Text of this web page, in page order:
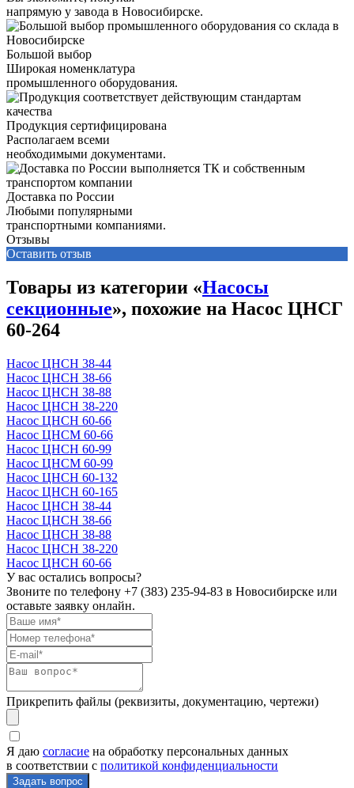
напрямую у завода в Новосибирске.
Большой выбор
Широкая номенклатура
промышленного оборудования.
Продукция сертифицирована
Располагаем всеми
необходимыми документами.
Доставка по России
Любыми популярными
транспортными компаниями.
Отзывы
Оставить отзыв
Товары из категории «Насосы
секционные», похожие на Насос ЦНСГ
60-264
Насос ЦНСН 38-44
Насос ЦНСН 38-66
Насос ЦНСН 38-88
Насос ЦНСН 38-220
Насос ЦНСН 60-66
Насос ЦНСМ 60-66
Насос ЦНСН 60-99
Насос ЦНСМ 60-99
Насос ЦНСН 60-132
Насос ЦНСН 60-165
Насос ЦНСН 38-44
Насос ЦНСН 38-66
Насос ЦНСН 38-88
Насос ЦНСН 38-220
Насос ЦНСН 60-66
У вас остались вопросы?
Звоните по телефону +7 (383) 235-94-83 в Новосибирске или
оставьте заявку онлайн.
Прикрепить файлы (реквизиты, документацию, чертежи)
Я даю согласие на обработку персональных данных
в соответствии с политикой конфиденциальности